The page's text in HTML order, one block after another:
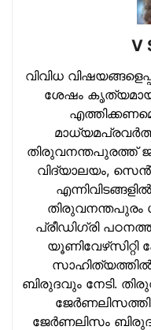
V
വിവിധ
ശേഷം കൃത്യമായ
തിരുവനന്തപുരത്ത്
വിദ്യാലയം,
പ്രീഡിഗ്രി
യൂണിവേഴ്‌സിറ്റി
ബിരുദവും നേടി.
ജേര്‍ണലിസം